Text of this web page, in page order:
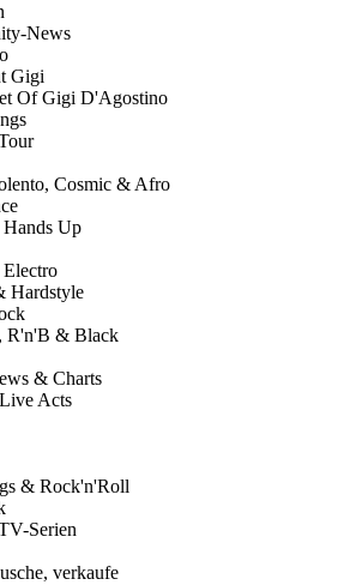
News
Gigi
Of Gigi D'Agostino
Cosmic & Afro
Up
Hardstyle
R'n'B & Black
& Charts
Acts
& Rock'n'Roll
Serien
verkaufe